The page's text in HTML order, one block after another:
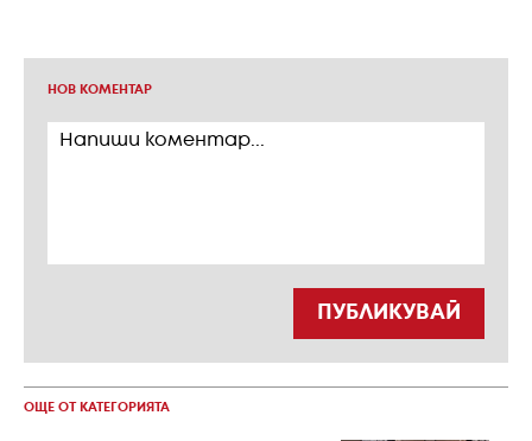
НОВ КОМЕНТАР
ПУБЛИКУВАЙ
ОЩЕ ОТ КАТЕГОРИЯТА